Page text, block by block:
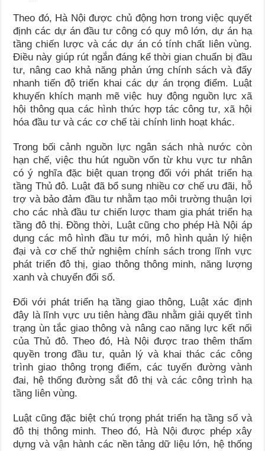
Theo đó, Hà Nội được chủ động hơn trong việc quyết
định các dự án đầu tư công có quy mô lớn, dự án hạ
tầng chiến lược và các dự án có tính chất liên vùng.
Điều này giúp rút ngắn đáng kể thời gian chuẩn bị đầu
tư, nâng cao khả năng phản ứng chính sách và đẩy
nhanh tiến độ triển khai các dự án trọng điểm. Luật
khuyến khích mạnh mẽ việc huy động nguồn lực xã
hội thông qua các hình thức hợp tác công tư, xã hội
hóa đầu tư và các cơ chế tài chính linh hoạt khác.
Trong bối cảnh nguồn lực ngân sách nhà nước còn
hạn chế, việc thu hút nguồn vốn từ khu vực tư nhân
có ý nghĩa đặc biệt quan trọng đối với phát triển hạ
tầng Thủ đô. Luật đã bổ sung nhiều cơ chế ưu đãi, hỗ
trợ và bảo đảm đầu tư nhằm tạo môi trường thuận lợi
cho các nhà đầu tư chiến lược tham gia phát triển hạ
tầng đô thị. Đồng thời, Luật cũng cho phép Hà Nội áp
dụng các mô hình đầu tư mới, mô hình quản lý hiện
đại và cơ chế thử nghiệm chính sách trong lĩnh vực
phát triển đô thị, giao thông thông minh, năng lượng
xanh và chuyển đổi số.
Đối với phát triển hạ tầng giao thông, Luật xác định
đây là lĩnh vực ưu tiên hàng đầu nhằm giải quyết tình
trạng ùn tắc giao thông và nâng cao năng lực kết nối
của Thủ đô. Theo đó, Hà Nội được trao thêm thẩm
quyền trong đầu tư, quản lý và khai thác các công
trình giao thông trọng điểm, các tuyến đường vành
đai, hệ thống đường sắt đô thị và các công trình hạ
tầng liên vùng.
Luật cũng đặc biệt chú trọng phát triển hạ tầng số và
đô thị thông minh. Theo đó, Hà Nội được phép xây
dựng và vận hành các nền tảng dữ liệu lớn, hệ thống